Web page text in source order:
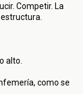
Competir. La
alto.
como se